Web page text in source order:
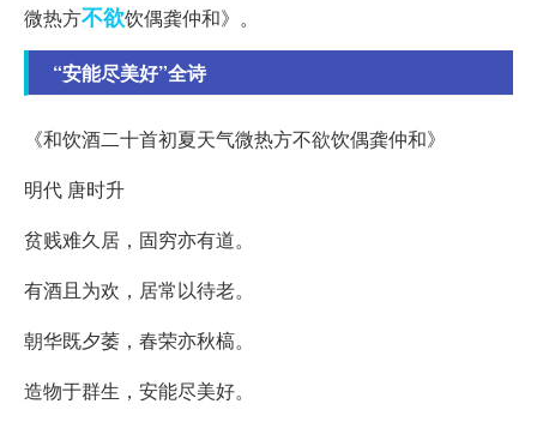
微热方不欲饮偶龚仲和》。
“安能尽美好”全诗
《和饮酒二十首初夏天气微热方不欲饮偶龚仲和》
明代 唐时升
贫贱难久居，固穷亦有道。
有酒且为欢，居常以待老。
朝华既夕萎，春荣亦秋槁。
造物于群生，安能尽美好。